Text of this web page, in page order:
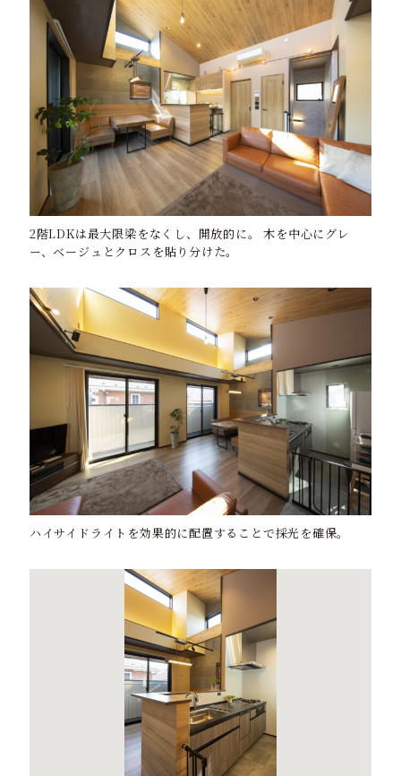
2階LDKは最大限梁をなくし、開放的に。 木を中心にグレ
ー、ベージュとクロスを貼り分けた。
ハイサイドライトを効果的に配置することで採光を確保。